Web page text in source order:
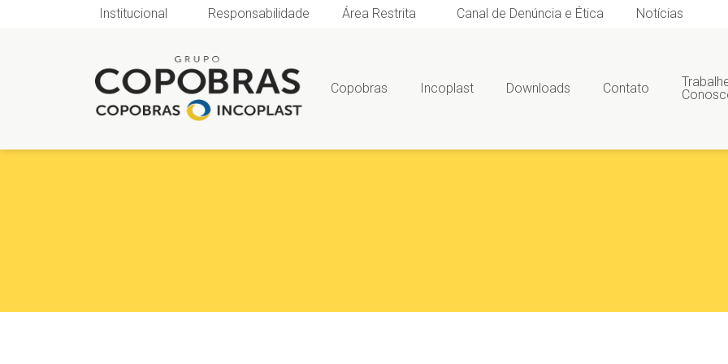
Institucional Responsabilidade Área Restrita Canal de Denúncia e Ética Notícias
Copobras Incoplast Downloads Contato